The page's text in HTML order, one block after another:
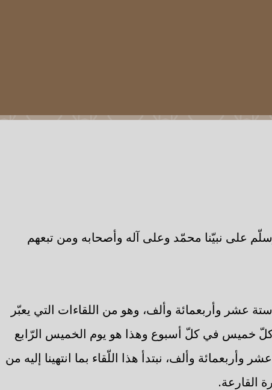
على نبيّنا محمّد وعلى آله وأصحابه ومن تبعهم
ستة عشر وأربعمائة وألف، وهو من اللقاءات التي يعبّر
كلّ خميس في كلّ أسبوع وهذا هو يوم الخميس الرّابع
وألف، نبتدأ هذا اللّقاء بما انتهينا إليه من
القارعة.